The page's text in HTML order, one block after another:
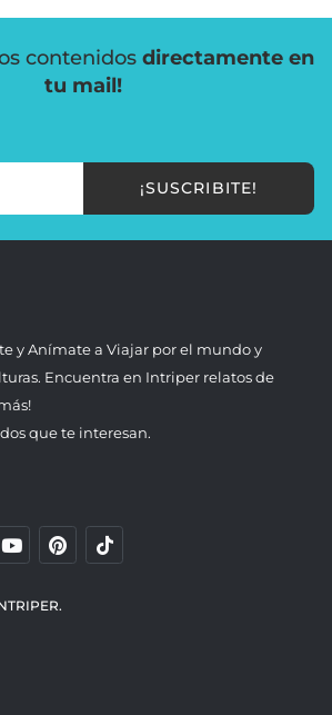
contenidos directamente en
tu mail!
¡SUSCRIBITE!
y Anímate a Viajar por el mundo y
Encuentra en Intriper relatos de
que te interesan.